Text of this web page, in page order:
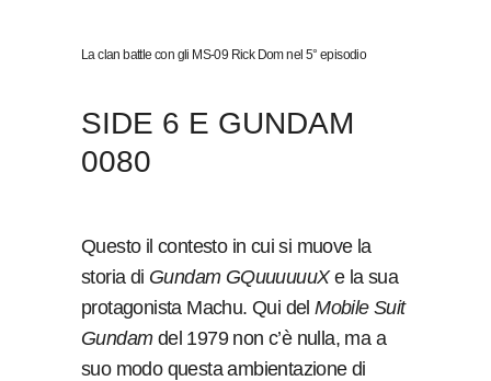
La clan battle con gli MS-09 Rick Dom nel 5° episodio
SIDE 6 E GUNDAM
0080
Questo il contesto in cui si muove la
storia di Gundam GQuuuuuuXe la sua
protagonista Machu. Qui delMobile Suit
Gundamdel 1979 non c’è nulla, ma a
suo modo questa ambientazione di